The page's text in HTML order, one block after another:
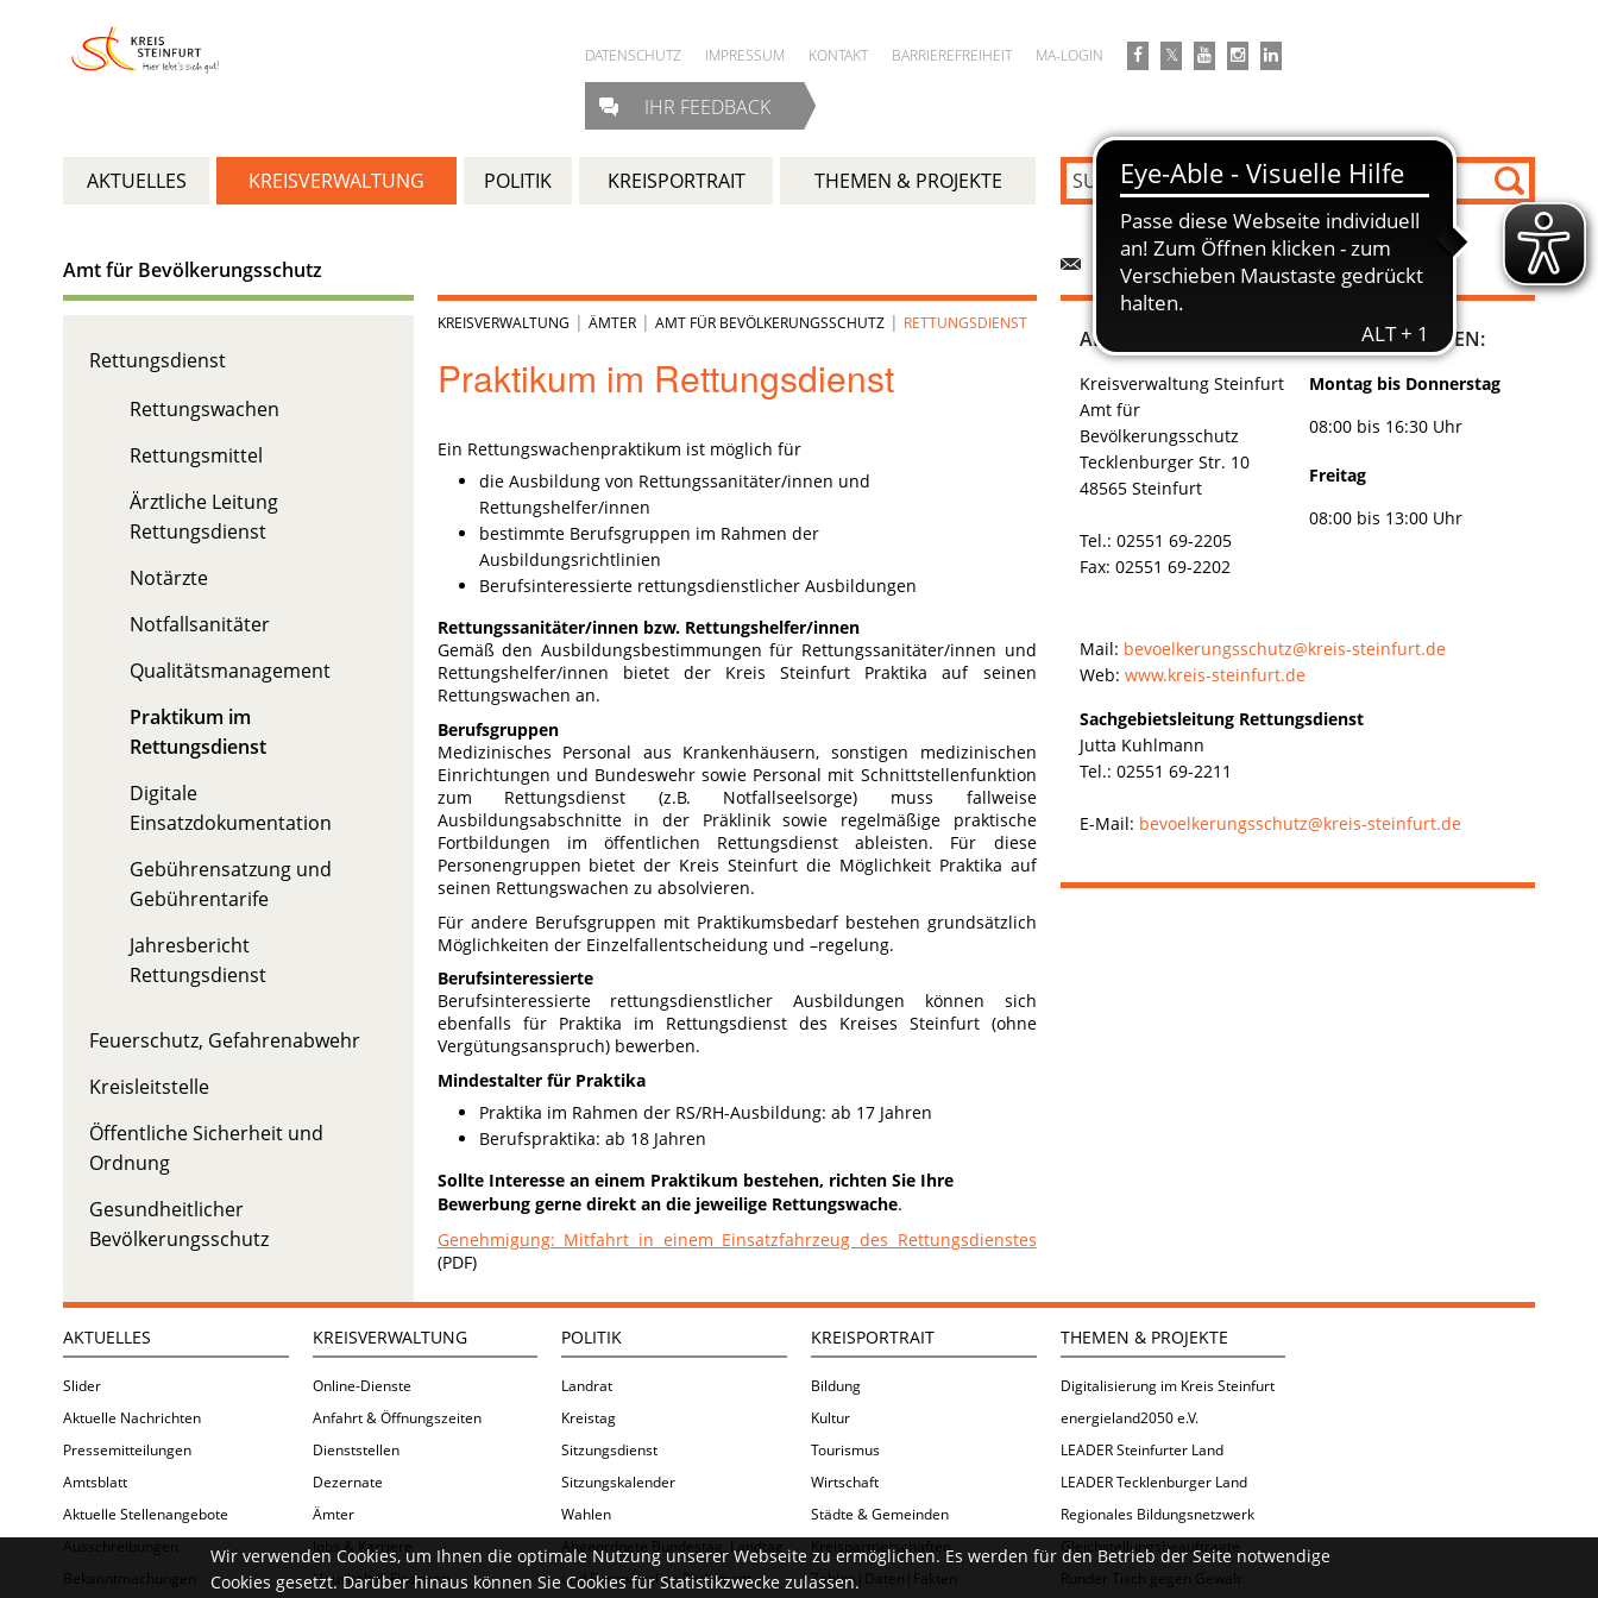
DATENSCHUTZ IMPRESSUM KONTAKT BARRIEREFREIHEIT MA-LOGIN
IHR FEEDBACK
AKTUELLES KREISVERWALTUNG POLITIK KREISPORTRAIT THEMEN & PROJEKTE
Amt für Bevölkerungsschutz
Rettungsdienst
Rettungswachen
Rettungsmittel
Ärztliche Leitung
Rettungsdienst
Notärzte
Notfallsanitäter
Qualitätsmanagement
Praktikum im
Rettungsdienst
Digitale
Einsatzdokumentation
Gebührensatzung und
Gebührentarife
Jahresbericht
Rettungsdienst
Feuerschutz, Gefahrenabwehr
Kreisleitstelle
Öffentliche Sicherheit und
Ordnung
Gesundheitlicher
Bevölkerungsschutz
KREISVERWALTUNG | ÄMTER| AMT FÜR BEVÖLKERUNGSSCHUTZ| RETTUNGSDIENST
Praktikum im Rettungsdienst
Ein Rettungswachenpraktikum ist möglich für
die Ausbildung von Rettungssanitäter/innen und
Rettungshelfer/innen
bestimmte Berufsgruppen im Rahmen der
Ausbildungsrichtlinien
Berufsinteressierte rettungsdienstlicher Ausbildungen
Rettungssanitäter/innen bzw. Rettungshelfer/innen
Gemäß den Ausbildungsbestimmungen für Rettungssanitäter/innen und
Rettungshelfer/innen bietet der Kreis Steinfurt Praktika auf seinen
Rettungswachen an.
Berufsgruppen
Medizinisches Personal aus Krankenhäusern, sonstigen medizinischen
Einrichtungen und Bundeswehr sowie Personal mit Schnittstellenfunktion
zum Rettungsdienst (z.B. Notfallseelsorge) muss fallweise
Ausbildungsabschnitte in der Präklinik sowie regelmäßige praktische
Fortbildungen im öffentlichen Rettungsdienst ableisten. Für diese
Personengruppen bietet der Kreis Steinfurt die Möglichkeit Praktika auf
seinen Rettungswachen zu absolvieren.
Für andere Berufsgruppen mit Praktikumsbedarf bestehen grundsätzlich
Möglichkeiten der Einzelfallentscheidung und –regelung.
Berufsinteressierte
Berufsinteressierte rettungsdienstlicher Ausbildungen können sich
ebenfalls für Praktika im Rettungsdienst des Kreises Steinfurt (ohne
Vergütungsanspruch) bewerben.
Mindestalter für Praktika
Praktika im Rahmen der RS/RH-Ausbildung: ab 17 Jahren
Berufspraktika: ab 18 Jahren
Sollte Interesse an einem Praktikum bestehen, richten Sie Ihre
Bewerbung gerne direkt an die jeweilige Rettungswache.
Genehmigung: Mitfahrt in einem Einsatzfahrzeug des Rettungsdienstes
(PDF)
KONTAKT
ADRESSE:
Kreisverwaltung Steinfurt
Amt für
Bevölkerungsschutz
Tecklenburger Str. 10
48565 Steinfurt
Tel.: 02551 69-2205
Fax: 02551 69-2202
ÖFFNUNGSZEITEN:
Montag bis Donnerstag
08:00 bis 16:30 Uhr
Freitag
08:00 bis 13:00 Uhr
Mail: bevoelkerungsschutz@kreis-steinfurt.de
Web: www.kreis-steinfurt.de
Sachgebietsleitung Rettungsdienst
Jutta Kuhlmann
Tel.: 02551 69-2211
E-Mail: bevoelkerungsschutz@kreis-steinfurt.de
AKTUELLES
Slider
Aktuelle Nachrichten
Pressemitteilungen
Amtsblatt
Aktuelle Stellenangebote
Ausschreibungen
Bekanntmachungen
KREISVERWALTUNG
Online-Dienste
Anfahrt & Öffnungszeiten
Dienststellen
Dezernate
Ämter
Jobs & Karriere
Haushalt & Finanzen
POLITIK
Landrat
Kreistag
Sitzungsdienst
Sitzungskalender
Wahlen
Abgeordnete Bundestag, Landtag
und Europäisches Parlament
KREISPORTRAIT
Bildung
Kultur
Tourismus
Wirtschaft
Städte & Gemeinden
Kreispartnerschaften
Zahlen|Daten|Fakten
THEMEN & PROJEKTE
Digitalisierung im Kreis Steinfurt
energieland2050 e.V.
LEADER Steinfurter Land
LEADER Tecklenburger Land
Regionales Bildungsnetzwerk
Gleichstellungsbeauftragte
Runder Tisch gegen Gewalt
Wir verwenden Cookies, um Ihnen die optimale Nutzung unserer Webseite zu ermöglichen. Es werden für den Betrieb der Seite notwendige
Cookies gesetzt. Darüber hinaus können Sie Cookies für Statistikzwecke zulassen.